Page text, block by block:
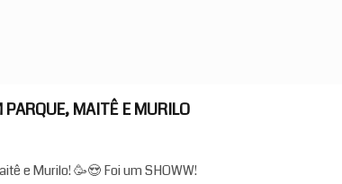
MAITÊ E MURILO
e Murilo! 🥳😍 Foi um SHOWW!